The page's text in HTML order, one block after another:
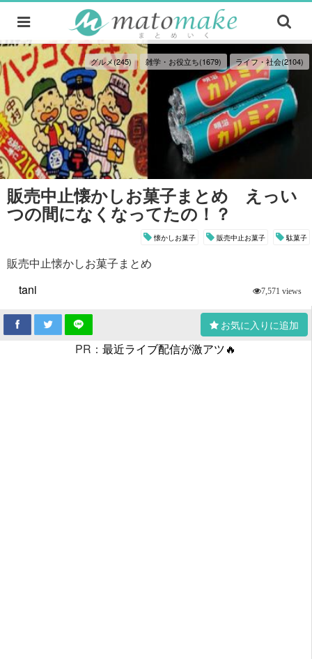
グルメ(245) 雑学・お役立ち(1679) ライフ・社会(2104)
販売中止懐かしお菓子まとめ えっい
つの間になくなってたの！？
懐かしお菓子 販売中止お菓子 駄菓子
販売中止懐かしお菓子まとめ
tani
7,571 views
お気に入りに追加
PR： 最近ライブ配信が激アツ🔥